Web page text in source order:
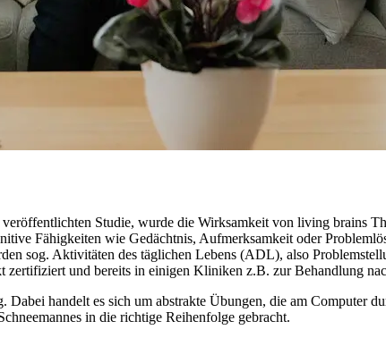
Studie, wurde die Wirksamkeit von living brains
Fähigkeiten wie Gedächtnis, Aufmerksamkeit oder
sog. Aktivitäten des täglichen Lebens (ADL), also
und bereits in einigen Kliniken z.B. zur Behandlung
handelt es sich um abstrakte Übungen, die am Computer
in die richtige Reihenfolge gebracht.